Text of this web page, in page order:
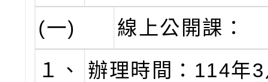
(一)
線上公開課：
１、
辦理時間：114年